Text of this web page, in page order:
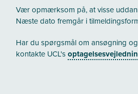
Vær opmærksom på, at visse
Næste dato fremgår i
Har du spørgsmål om ansøgning
kontakte UCL's